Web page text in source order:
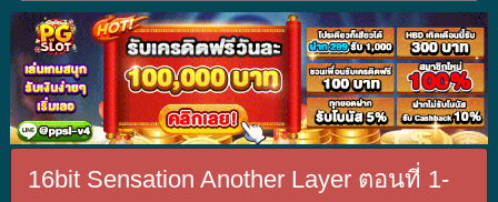
16bit Sensation Another Layer ตอนที่ 1-